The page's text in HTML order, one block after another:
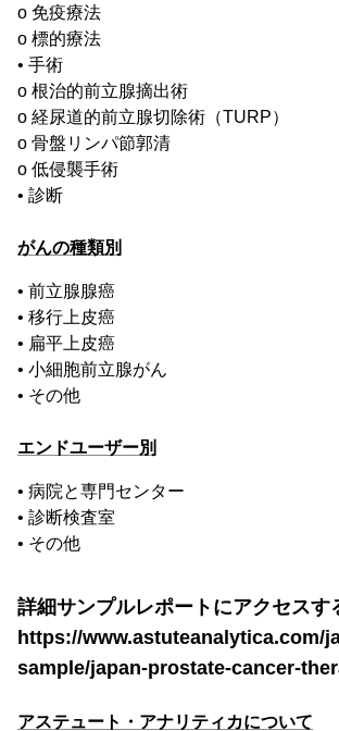
o 免疫療法
o 標的療法
• 手術
o 根治的前立腺摘出術
o 経尿道的前立腺切除術（TURP）
o 骨盤リンパ節郭清
o 低侵襲手術
• 診断
がんの種類別
• 前立腺腺癌
• 移行上皮癌
• 扁平上皮癌
• 小細胞前立腺がん
• その他
エンドユーザー別
• 病院と専門センター
• 診断検査室
• その他
詳細サンプルレポートにアクセスす
https://www.astuteanalytica.com/
sample/japan-prostate-cancer-
アステュート・アナリティカについて